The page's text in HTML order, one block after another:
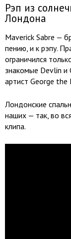
Рэп из
Лондона
Maverick Sabre —
пению, и к рэпу.
ограничился
знакомые Devlin и
артист George the
Лондонские
наших — так, во
клипа.